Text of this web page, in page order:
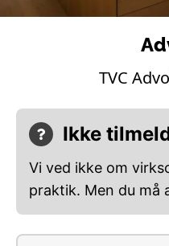
TVC
Ikke
Vi ved ikke om
praktik. Men du må